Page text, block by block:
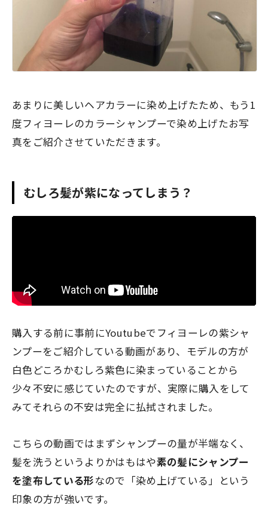
あまりに美しいヘアカラーに染め上げたため、もう1
度フィヨーレのカラーシャンプーで染め上げたお写
真をご紹介させていただきます。
むしろ髪が紫になってしまう？
購入する前に事前にYoutubeでフィヨーレの紫シャ
ンプーをご紹介している動画があり、モデルの方が
白色どころかむしろ紫色に染まっていることから
少々不安に感じていたのですが、実際に購入をして
みてそれらの不安は完全に払拭されました。
こちらの動画ではまずシャンプーの量が半端なく、
髪を洗うというよりかはもはや素の髪にシャンプー
を塗布している形なので「染め上げている」という
印象の方が強いです。